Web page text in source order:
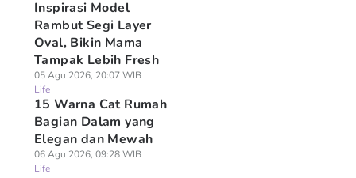
Inspirasi Model
Rambut Segi Layer
Oval, Bikin Mama
Tampak Lebih Fresh
05 Agu 2026, 20:07 WIB
Life
15 Warna Cat Rumah
Bagian Dalam yang
Elegan dan Mewah
06 Agu 2026, 09:28 WIB
Life